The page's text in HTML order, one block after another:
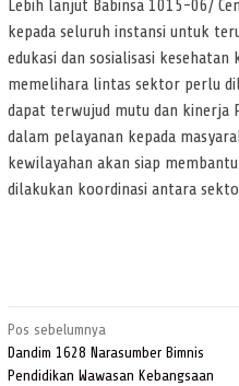
Lebih lanjut Babinsa 1015-06/
kepada seluruh instansi untuk
edukasi dan sosialisasi
memelihara lintas sektor perlu
dapat terwujud mutu dan kinerja
dalam pelayanan kepada
kewilayahan akan siap
dilakukan koordinasi antara
Navigasi
pos
Pos sebelumnya
Dandim 1628 Narasumber Bimnis
Pendidikan Wawasan Kebangsaan